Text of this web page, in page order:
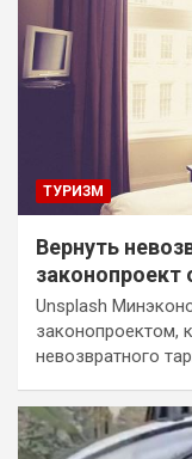
ТУРИЗМ
Вернуть
законопроект
Unsplash
законопроектом,
невозвратного